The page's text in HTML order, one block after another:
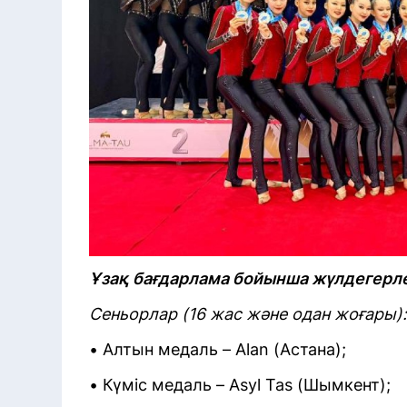
Ұзақ бағдарлама бойынша
Сеньорлар (16 жас және одан жоғары):
• Алтын медаль – Alan (Астана);
• Күміс медаль – Asyl Tas (Шымкент);